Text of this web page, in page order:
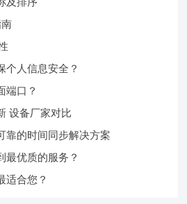
个人信息安全？
端口？
设备厂家对比
靠的时间同步解决方案
最优质的服务？
适合您？